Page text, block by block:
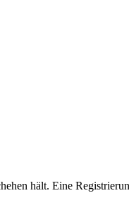
hält. Eine